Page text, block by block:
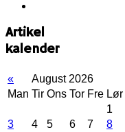
Artikel
kalender
« August 2026
Man Tir Ons Tor Fre Lør
1
3
4 5 6 7 8